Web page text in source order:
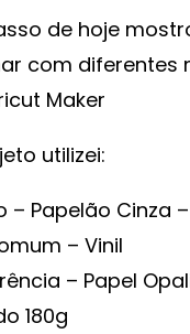
de hoje
com diferentes
Maker
utilizei:
– Papelão Cinza
– Vinil
– Papel
180g